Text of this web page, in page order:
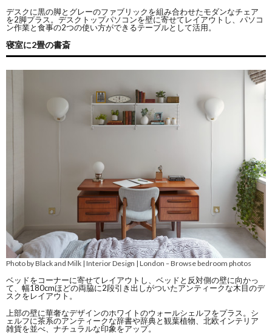
デスクに黒の脚とグレーのファブリックを組み合わせたモダンなチェア
を2脚プラス。デスクトップパソコンを壁に寄せてレイアウトし、パソコ
ン作業と食事の2つの使い方ができるテーブルとして活用。
寝室に2畳の書斎
Photo by Black and Milk | Interior Design | London –Browse bedroom photos
ベッドをコーナーに寄せてレイアウトし、ベッドと反対側の壁に向かっ
て、幅180cmほどの両脇に2段引き出しがついたアンティークな木目のデ
スクをレイアウト。
上部の壁に華奢なデザインのホワイトのウォールシェルフをプラス。シ
ェルフに茶系のアンティークな辞書や辞典と観葉植物、北欧インテリア
雑貨を並べ、ナチュラルな印象をアップ。